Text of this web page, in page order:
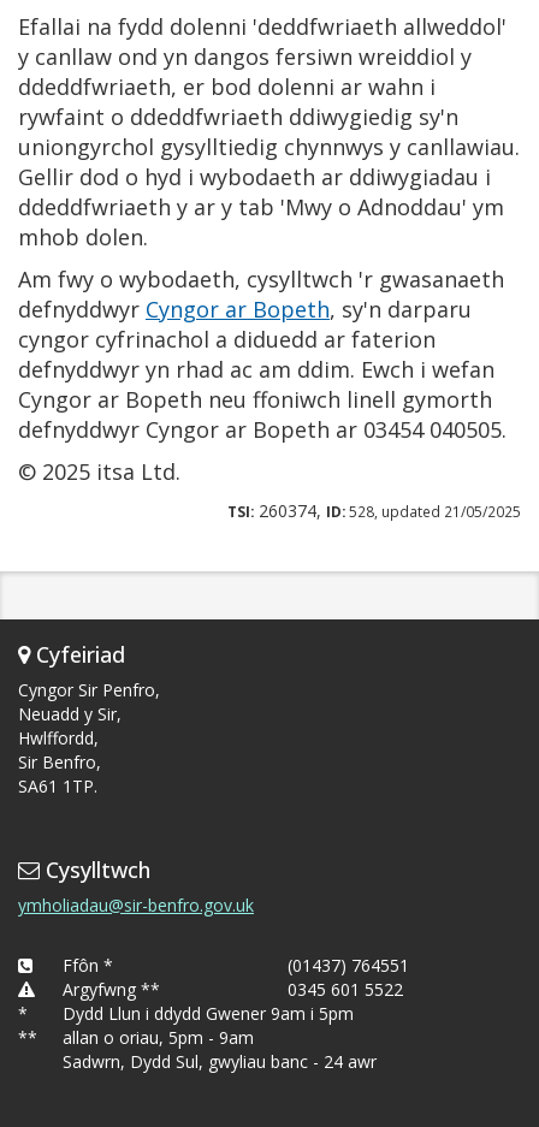
Efallai na fydd dolenni 'deddfwriaeth allweddol'
y canllaw ond yn dangos fersiwn wreiddiol y
ddeddfwriaeth, er bod dolenni ar wahn i
rywfaint o ddeddfwriaeth ddiwygiedig sy'n
uniongyrchol gysylltiedig chynnwys y canllawiau.
Gellir dod o hyd i wybodaeth ar ddiwygiadau i
ddeddfwriaeth y ar y tab 'Mwy o Adnoddau' ym
mhob dolen.
Am fwy o wybodaeth, cysylltwch 'r gwasanaeth
defnyddwyr Cyngor ar Bopeth, sy'n darparu
cyngor cyfrinachol a diduedd ar faterion
defnyddwyr yn rhad ac am ddim. Ewch i wefan
Cyngor ar Bopeth neu ffoniwch linell gymorth
defnyddwyr Cyngor ar Bopeth ar 03454 040505.
© 2025 itsa Ltd.
TSI: 260374, ID:528, updated 21/05/2025
Cyfeiriad
Cyngor Sir Penfro,
Neuadd y Sir,
Hwlffordd,
Sir Benfro,
SA61 1TP.
Cysylltwch
ymholiadau@sir-benfro.gov.uk
Ffôn *
(01437) 764551
Argyfwng **
0345 601 5522
*
Dydd Llun i ddydd Gwener 9am i 5pm
**
allan o oriau, 5pm - 9am
Sadwrn, Dydd Sul, gwyliau banc - 24 awr